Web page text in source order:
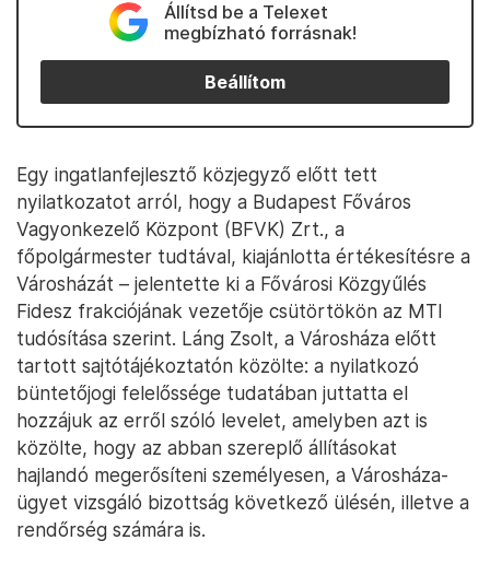
Állítsd be a Telexet
megbízható forrásnak!
Beállítom
Egy ingatlanfejlesztő közjegyző előtt tett
nyilatkozatot arról, hogy a Budapest Főváros
Vagyonkezelő Központ (BFVK) Zrt., a
főpolgármester tudtával, kiajánlotta értékesítésre a
Városházát – jelentette ki a Fővárosi Közgyűlés
Fidesz frakciójának vezetője csütörtökön az MTI
tudósítása szerint. Láng Zsolt, a Városháza előtt
tartott sajtótájékoztatón közölte: a nyilatkozó
büntetőjogi felelőssége tudatában juttatta el
hozzájuk az erről szóló levelet, amelyben azt is
közölte, hogy az abban szereplő állításokat
hajlandó megerősíteni személyesen, a Városháza-
ügyet vizsgáló bizottság következő ülésén, illetve a
rendőrség számára is.